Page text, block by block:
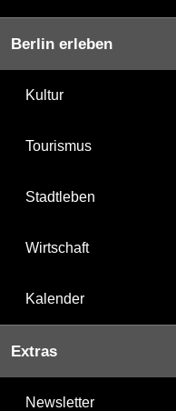
Berlin erleben
Kultur
Tourismus
Stadtleben
Wirtschaft
Kalender
Extras
Newsletter